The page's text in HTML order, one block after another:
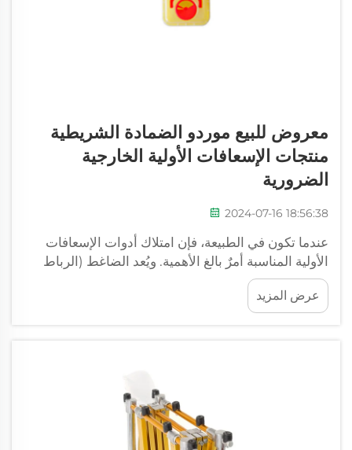
معروض للبيع موردو الضمادة الشريطية
منتجات الإسعافات الأولية الخارجية
الضرورية
2024-07-16 18:56:38
عندما تكون في الطبيعة، فإن امتلاك أدوات الإسعافات
الأولية المناسبة أمرٌ بالغ الأهمية. ويُعد الضاغط (الرباط
المشدود) أحد العناصر الأساسية. ويُستخدم لوقف النزيف
الشديد، خاصةً في حال إصابة شخص ما إصابةً جسيمة.
وهو سهل الاستخدام وقد ينقذ الأرواح. ولهذا السبب يُعتبر
عرض المزيد